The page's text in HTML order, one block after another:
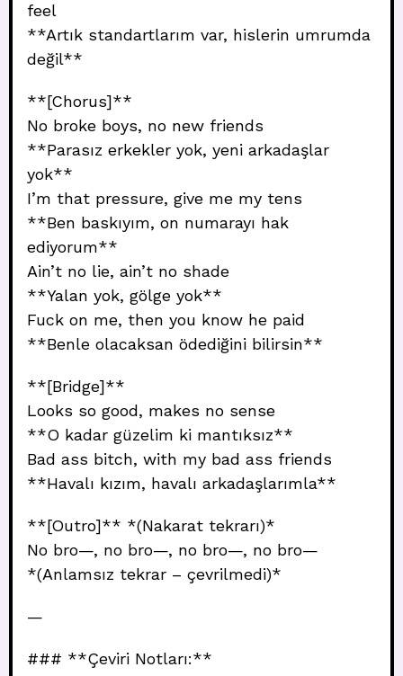
feel
**Artık standartlarım var, hislerin umrumda
değil**
**[Chorus]**
No broke boys, no new friends
**Parasız erkekler yok, yeni arkadaşlar
yok**
I’m that pressure, give me my tens
**Ben baskıyım, on numarayı hak
ediyorum**
Ain’t no lie, ain’t no shade
**Yalan yok, gölge yok**
Fuck on me, then you know he paid
**Benle olacaksan ödediğini bilirsin**
**[Bridge]**
Looks so good, makes no sense
**O kadar güzelim ki mantıksız**
Bad ass bitch, with my bad ass friends
**Havalı kızım, havalı arkadaşlarımla**
**[Outro]** *(Nakarat tekrarı)*
No bro—, no bro—, no bro—, no bro—
*(Anlamsız tekrar – çevrilmedi)*
—
### **Çeviri Notları:**